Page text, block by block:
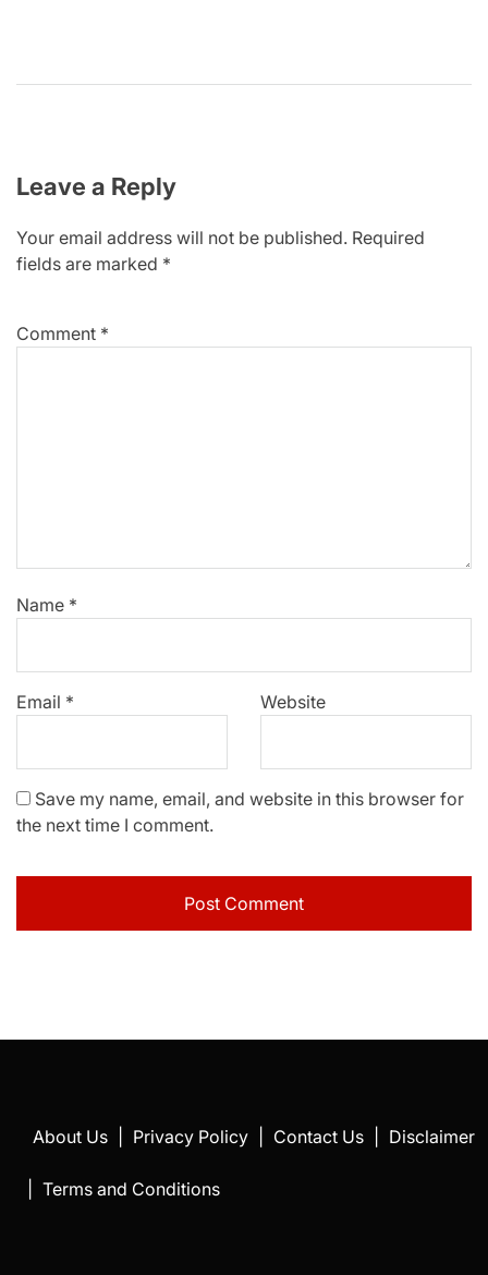
Leave a Reply
Your email address will not be published. Required
fields are marked *
Comment *
Name *
Email * Website
Save my name, email, and website in this browser for
the next time I comment.
About Us Privacy Policy Contact Us Disclaimer
Terms and Conditions